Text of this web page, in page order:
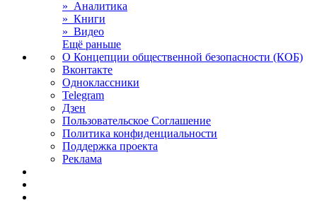
» Аналитика
» Книги
» Видео
Ещё раньше
О Концепции общественной безопасности (КОБ)
Вконтакте
Одноклассники
Telegram
Дзен
Пользовательское Соглашение
Политика конфиденциальности
Поддержка проекта
Реклама